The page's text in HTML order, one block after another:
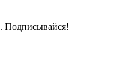
. Подписывайся!